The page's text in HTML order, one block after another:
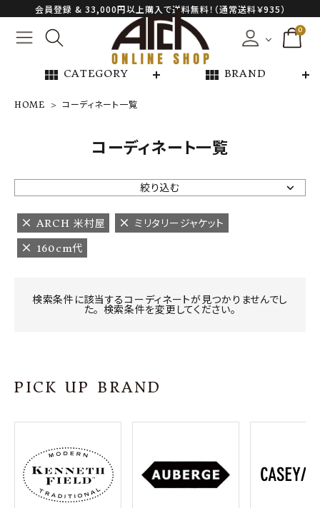
会員登録 & 33,000円以上購入で送料無料！（通常送料￥935）
0
view_module CATEGORY view_module BRAND
NEW ARRIVAL
ARCH EXCLUSIVE
BRAND
CATEGORY
プライバシーポリシー
特定商取引法について
お問い合わせ
OFFICIAL WEB SITE
HOME コーディネート一覧
コーディネート一覧
絞り込む
ARCH 米村屋
ミリタリージャケット
160cm代
検索条件に該当するコーディネートが見つかりませんでし
た。 検索条件を変更してください。
PICK UP BRAND